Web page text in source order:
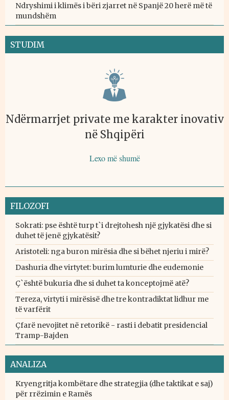
Ndryshimi i klimës i bëri zjarret në Spanjë 20 herë më të
mundshëm
STUDIM
Ndërmarrjet private me karakter inovativ
në Shqipëri
Lexo më shumë
FILOZOFI
Sokrati: pse është turp t`i drejtohesh një gjykatësi dhe si
duhet të jenë gjykatësit?
Aristoteli: nga buron mirësia dhe si bëhet njeriu i mirë?
Dashuria dhe virtytet: burim lumturie dhe eudemonie
Ç`është bukuria dhe si duhet ta konceptojmë atë?
Tereza, virtyti i mirësisë dhe tre kontradiktat lidhur me
të varfërit
Çfarë nevojitet në retorikë - rasti i debatit presidencial
Tramp-Bajden
ANALIZA
Kryengritja kombëtare dhe strategjia (dhe taktikat e saj)
për rrëzimin e Ramës